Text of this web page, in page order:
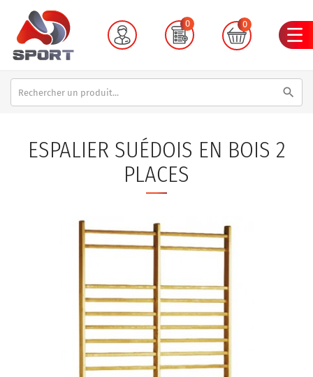
0 0
search
ESPALIER SUÉDOIS EN BOIS 2
PLACES